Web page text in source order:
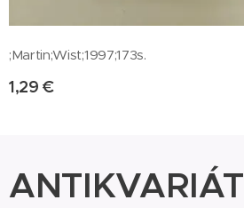
;Martin;Wist;1997;173s.
1,29 €
ANTIKVARIÁT